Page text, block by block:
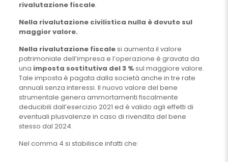
rivalutazione fiscale.
Nella rivalutazione civilistica nulla è dovuto sul
maggior valore.
Nella rivalutazione fiscalesi aumenta il valore
patrimoniale dell’impresa e l’operazione è gravata da
una imposta sostitutiva del 3 %sul maggiore valore.
Tale imposta è pagata dalla società anche in tre rate
annuali senza interessi. Il nuovo valore del bene
strumentale genera ammortamenti fiscalmente
deducibili dall’esercizio 2021 ed è valido agli effetti di
eventuali plusvalenze in caso di rivendita del bene
stesso dal 2024.
Nel comma 4 si stabilisce infatti che: